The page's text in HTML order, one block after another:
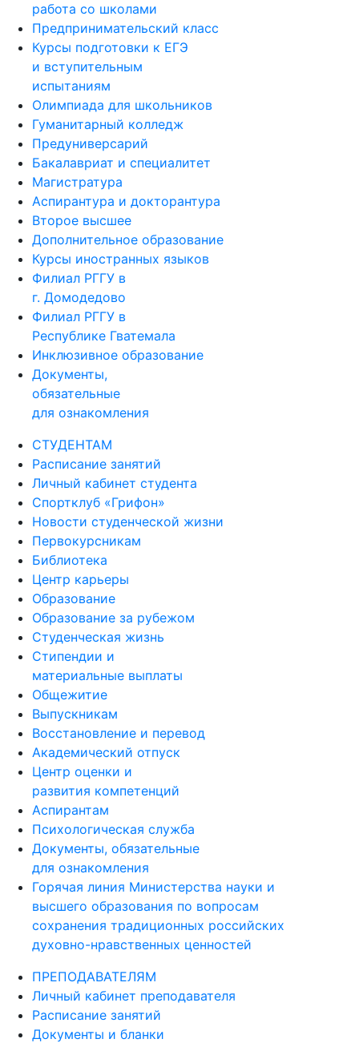
работа со школами
Предпринимательский класс
Курсы подготовки к ЕГЭ
и вступительным
испытаниям
Олимпиада для школьников
Гуманитарный колледж
Предуниверсарий
Бакалавриат и специалитет
Магистратура
Аспирантура и докторантура
Второе высшее
Дополнительное образование
Курсы иностранных языков
Филиал РГГУ в
г. Домодедово
Филиал РГГУ в
Республике Гватемала
Инклюзивное образование
Документы,
обязательные
для ознакомления
СТУДЕНТАМ
Расписание занятий
Личный кабинет студента
Спортклуб «Грифон»
Новости студенческой жизни
Первокурсникам
Библиотека
Центр карьеры
Образование
Образование за рубежом
Студенческая жизнь
Стипендии и
материальные выплаты
Общежитие
Выпускникам
Восстановление и перевод
Академический отпуск
Центр оценки и
развития компетенций
Аспирантам
Психологическая служба
Документы, обязательные
для ознакомления
Горячая линия Министерства науки и
высшего образования по вопросам
сохранения традиционных российских
духовно-нравственных ценностей
ПРЕПОДАВАТЕЛЯМ
Личный кабинет преподавателя
Расписание занятий
Документы и бланки